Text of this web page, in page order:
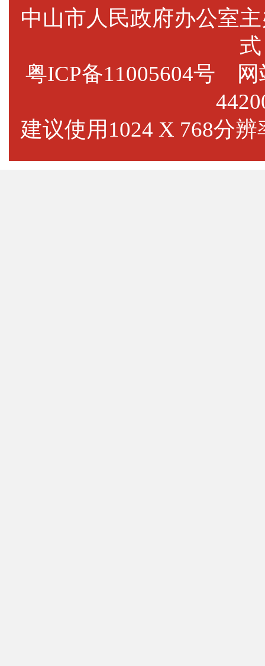
中山市人民政府办公
式
粤ICP备11005604号 网
建议使用1024 X 768分